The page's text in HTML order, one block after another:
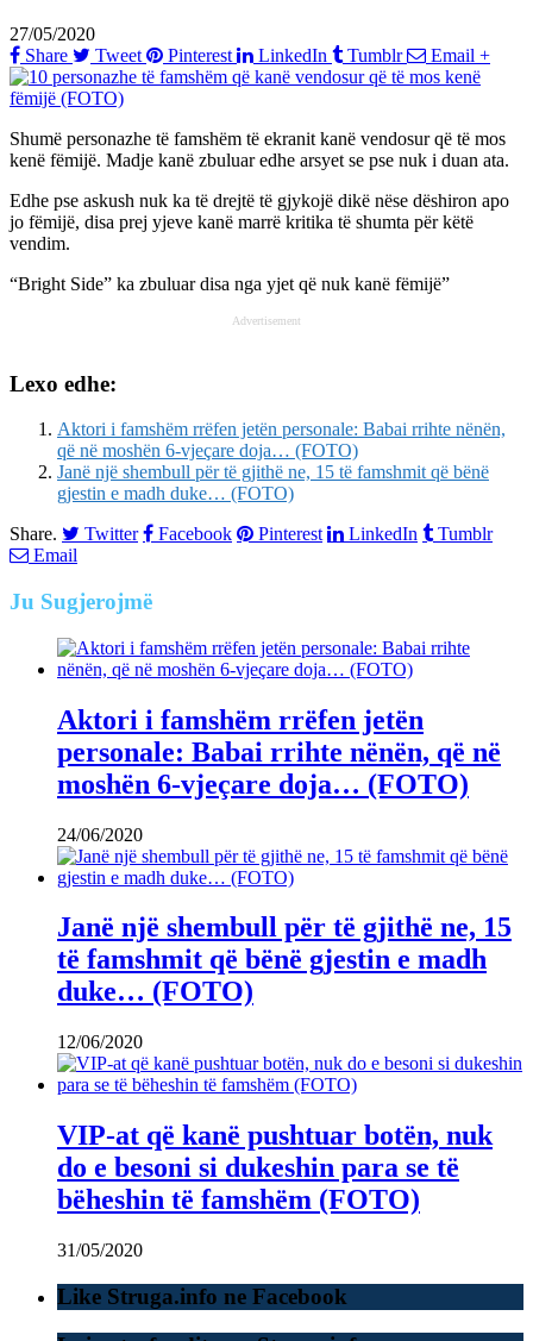
27/05/2020
Share
Tweet Pinterest LinkedIn Tumblr Email +
Shumë personazhe të famshëm të ekranit kanë vendosur që të mos
kenë fëmijë. Madje kanë zbuluar edhe arsyet se pse nuk i duan ata.
Edhe pse askush nuk ka të drejtë të gjykojë dikë nëse dëshiron apo
jo fëmijë, disa prej yjeve kanë marrë kritika të shumta për këtë
vendim.
“Bright Side” ka zbuluar disa nga yjet që nuk kanë fëmijë”
Advertisement
Lexo edhe:
Aktori i famshëm rrëfen jetën personale: Babai rrihte nënën,
që në moshën 6-vjeçare doja… (FOTO)
Janë një shembull për të gjithë ne, 15 të famshmit që bënë
gjestin e madh duke… (FOTO)
Share.
Twitter Facebook Pinterest LinkedIn
Tumblr
Email
Ju Sugjerojmë
Aktori i famshëm rrëfen jetën
personale: Babai rrihte nënën, që në
moshën 6-vjeçare doja… (FOTO)
24/06/2020
Janë një shembull për të gjithë ne, 15
të famshmit që bënë gjestin e madh
duke… (FOTO)
12/06/2020
VIP-at që kanë pushtuar botën, nuk
do e besoni si dukeshin para se të
bëheshin të famshëm (FOTO)
31/05/2020
Like Struga.info ne Facebook